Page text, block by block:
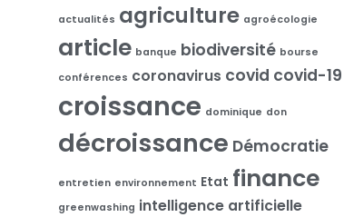
actualités agriculture agroécologie
article banque biodiversité bourse
conférences coronavirus covid covid-19
croissance dominique don
décroissance Démocratie
entretien environnement Etat finance
greenwashing intelligence artificielle